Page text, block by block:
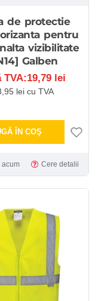
de protectie
pentru
vizibilitate
Galben
TVA:19,79 lei
lei cu TVA
ÎN COŞ
acum Cere detalii